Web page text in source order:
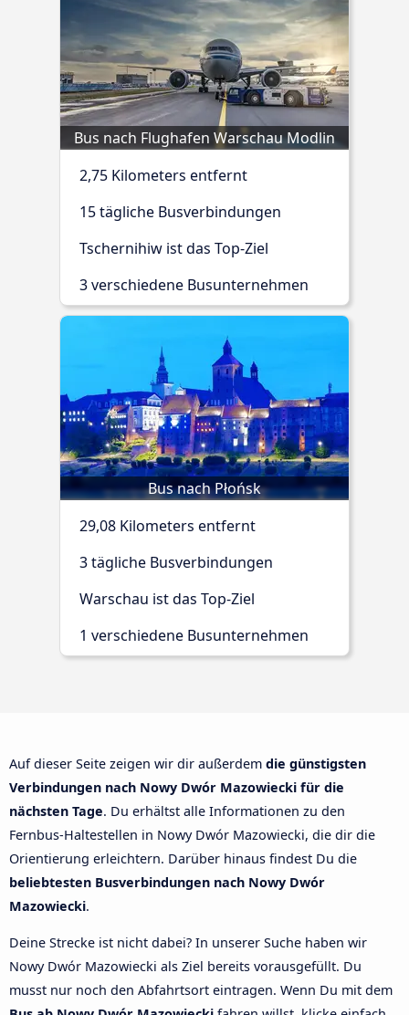
Bus nach Flughafen Warschau Modlin
2,75 Kilometers entfernt
15 tägliche Busverbindungen
Tschernihiw ist das Top-Ziel
3 verschiedene Busunternehmen
Bus nach Płońsk
29,08 Kilometers entfernt
3 tägliche Busverbindungen
Warschau ist das Top-Ziel
1 verschiedene Busunternehmen
Auf dieser Seite zeigen wir dir außerdem die günstigsten
Verbindungen nach Nowy Dwór Mazowiecki für die
nächsten Tage. Du erhältst alle Informationen zu den
Fernbus-Haltestellen in Nowy Dwór Mazowiecki, die dir die
Orientierung erleichtern. Darüber hinaus findest Du die
beliebtesten Busverbindungen nach Nowy Dwór
Mazowiecki.
Deine Strecke ist nicht dabei? In unserer Suche haben wir
Nowy Dwór Mazowiecki als Ziel bereits vorausgefüllt. Du
musst nur noch den Abfahrtsort eintragen. Wenn Du mit dem